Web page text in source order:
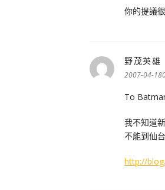
你的提議
野茂英雄
2007-04-
To
我不知道
不能到仙
http://